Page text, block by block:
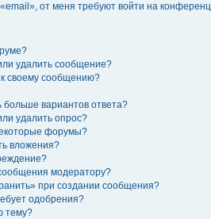
от меня требуют войти на
удалить сообщение?
к своему сообщению?
больше вариантов ответа?
удалить опрос?
форумы?
вложения?
модератору?
при создании сообщения?
одобрения?
тему?